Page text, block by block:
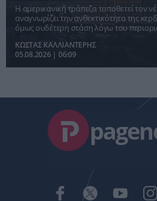
Η αμερικανική τράπεζα τοποθετεί τον
αναγνωρίζει την ανθεκτικότητα της
όμως ουδέτερη στάση λόγω του
ΚΩΣΤΑΣ ΚΑΛΛΙΑΝΤΕΡΗΣ
05.08.2026 | 06:09